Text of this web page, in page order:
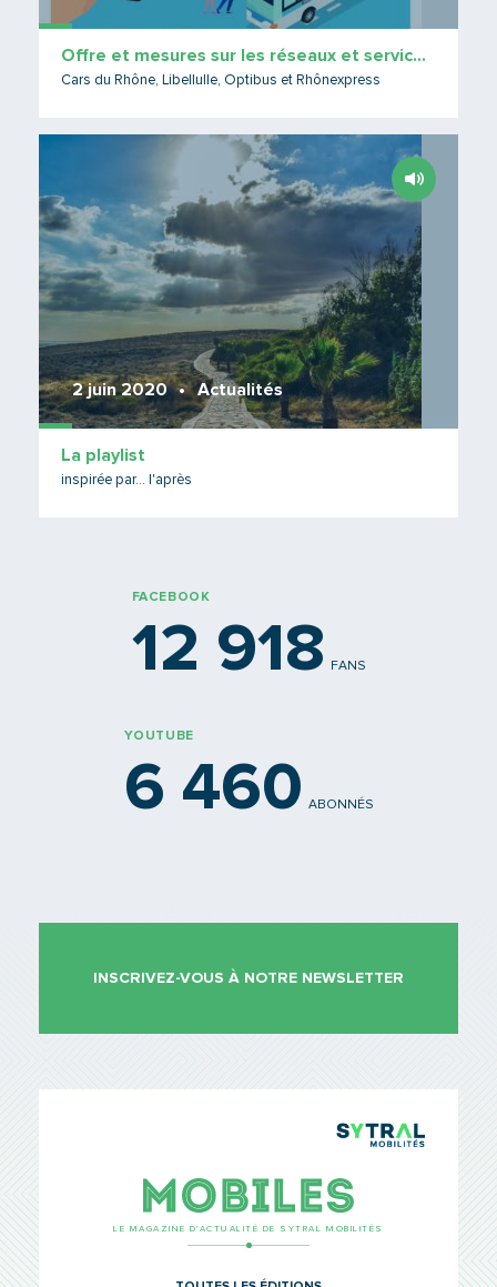
Offre et mesures sur les réseaux et services du Rhône
Cars du Rhône, Libellulle, Optibus et Rhônexpress
2 juin 2020 Actualités
La playlist
inspirée par... l'après
FACEBOOK
12 918 FANS
YOUTUBE
6 460 ABONNÉS
INSCRIVEZ-VOUS À NOTRE NEWSLETTER
LE MAGAZINE D’ACTUALITÉ DE SYTRAL MOBILITÉS